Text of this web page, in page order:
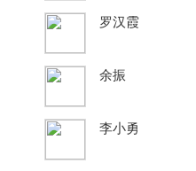
罗汉霞
余振
李小勇